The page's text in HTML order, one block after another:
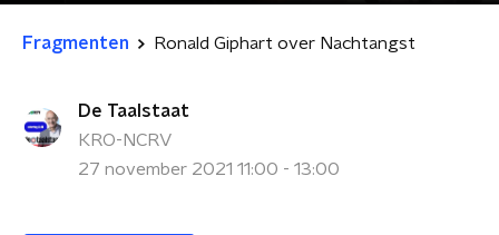
Fragmenten Ronald Giphart over Nachtangst
De Taalstaat
KRO-NCRV
27 november 2021 11:00 - 13:00